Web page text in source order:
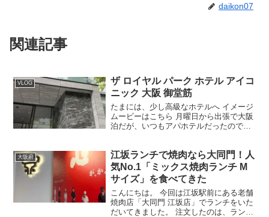
daikon07
関連記事
VLOG
ザ ロイヤル パーク ホテル アイコ
ニック 大阪 御堂筋
たまには、少し高級なホテルへ イメージ
ムービーはこちら 月曜日から出張で大阪
泊だが、いつもアパホテルだったので、
の料金 ザ ロイヤルパークホテル アイコ
ニック ...
大阪府
江坂ランチで焼肉なら大同門！人
気No.1「ミックス焼肉ランチ M
サイズ」を食べてきた
こんにちは。 今回は江坂駅前にある老舗
焼肉店「大同門 江坂店」でランチをいた
だいてきました。 注文したのは、ランチ